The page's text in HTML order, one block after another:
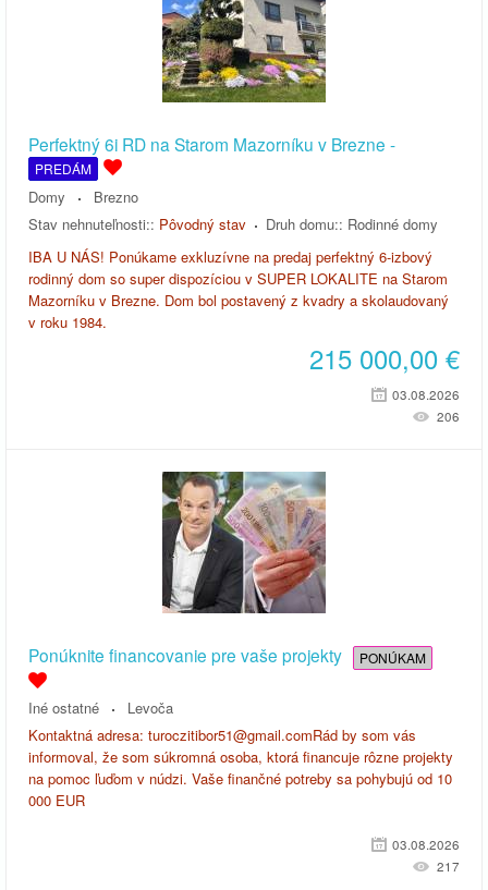
Perfektný 6i RD na Starom Mazorníku v Brezne -
PREDÁM
Domy
Brezno
Stav nehnuteľnosti:: Pôvodný stav Druh domu:: Rodinné domy
IBA U NÁS! Ponúkame exkluzívne na predaj perfektný 6-izbový
rodinný dom so super dispozíciou v SUPER LOKALITE na Starom
Mazorníku v Brezne. Dom bol postavený z kvadry a skolaudovaný
v roku 1984.
215 000,00 €
03.08.2026
206
Ponúknite financovanie pre vaše projekty PONÚKAM
Iné ostatné
Levoča
Kontaktná adresa: turoczitibor51@gmail.comRád by som vás
informoval, že som súkromná osoba, ktorá financuje rôzne projekty
na pomoc ľuďom v núdzi. Vaše finančné potreby sa pohybujú od 10
000 EUR
03.08.2026
217